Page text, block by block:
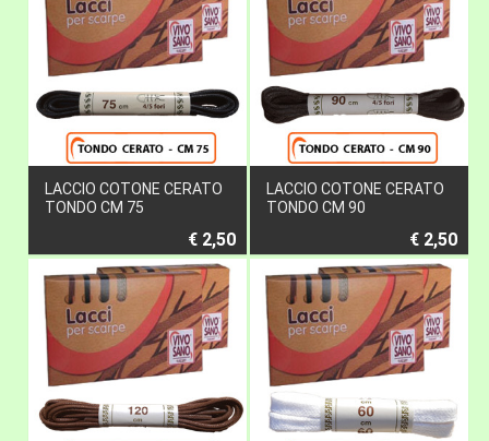
LACCIO COTONE CERATO
TONDO CM 75
€ 2,50
LACCIO COTONE CERATO
TONDO CM 90
€ 2,50